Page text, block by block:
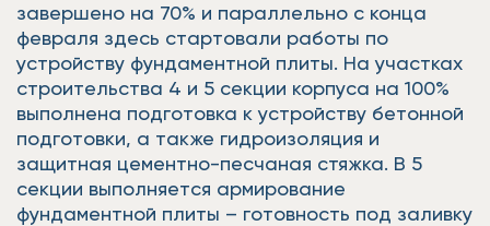
завершено на 70% и параллельно с конца
февраля здесь стартовали работы по
устройству фундаментной плиты. На участках
строительства 4 и 5 секции корпуса на 100%
выполнена подготовка к устройству бетонной
подготовки, а также гидроизоляция и
защитная цементно-песчаная стяжка. В 5
секции выполняется армирование
фундаментной плиты – готовность под заливку